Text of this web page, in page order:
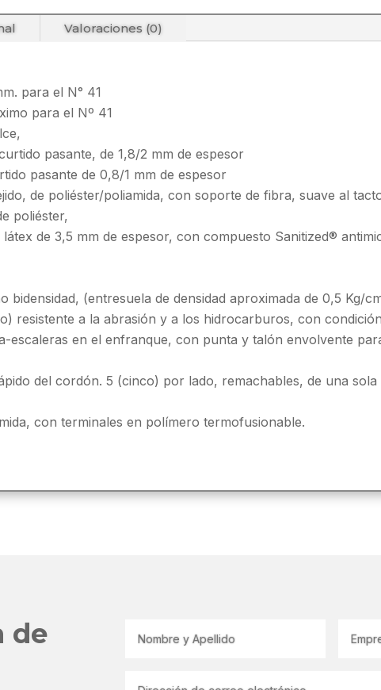
Valoraciones (0)
para el N° 41
para el Nº 41
pasante, de 1,8/2 mm de espesor
pasante de 0,8/1 mm de espesor
de poliéster/poliamida, con soporte de fibra, suave al
poliéster,
látex de 3,5 mm de espesor, con compuesto Sanitized®
bidensidad, (entresuela de densidad aproximada de 0,5 Kg/
resistente a la abrasión y a los hidrocarburos, con
escaleras en el enfranque, con punta y talón envolvente
del cordón. 5 (cinco) por lado, remachables, de una sola
con terminales en polímero termofusionable.
de